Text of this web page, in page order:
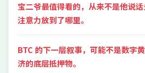
宝二爷最值得看的，从来不是他说
注意力放到了哪里。
BTC 的下一层叙事，可能不是数字
济的底层抵押物。